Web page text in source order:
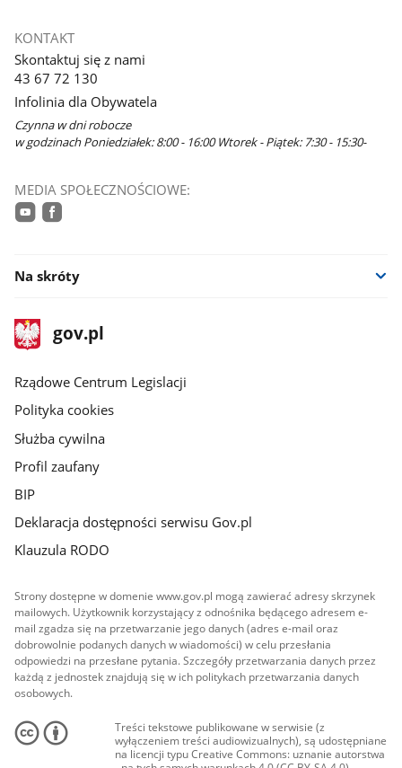
KONTAKT
Skontaktuj się z nami
43 67 72 130
Infolinia dla Obywatela
Czynna w dni robocze
w godzinach Poniedziałek: 8:00 - 16:00 Wtorek - Piątek: 7:30 - 15:30-
MEDIA SPOŁECZNOŚCIOWE:
Na skróty
stopka
gov.plStrona
gov.pl
Rządowe Centrum Legislacji
Polityka cookies
Służba cywilna
Profil zaufany
BIP
Deklaracja dostępności serwisu Gov.pl
Klauzula RODO
Strony dostępne w domenie www.gov.pl mogą zawierać adresy skrzynek
mailowych. Użytkownik korzystający z odnośnika będącego adresem e-
mail zgadza się na przetwarzanie jego danych (adres e-mail oraz
dobrowolnie podanych danych w wiadomości) w celu przesłania
odpowiedzi na przesłane pytania. Szczegóły przetwarzania danych przez
każdą z jednostek znajdują się w ich politykach przetwarzania danych
osobowych.
Treści tekstowe publikowane w serwisie (z
wyłączeniem treści audiowizualnych), są udostępniane
na licencji typu Creative Commons: uznanie autorstwa